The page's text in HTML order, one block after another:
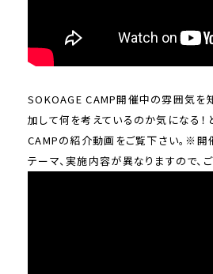
SOKOAGE CAMP開催中の雰囲気を
加して何を考えているのか気になる！
CAMPの紹介動画をご覧下さい。※
テーマ、実施内容が異なりますので、